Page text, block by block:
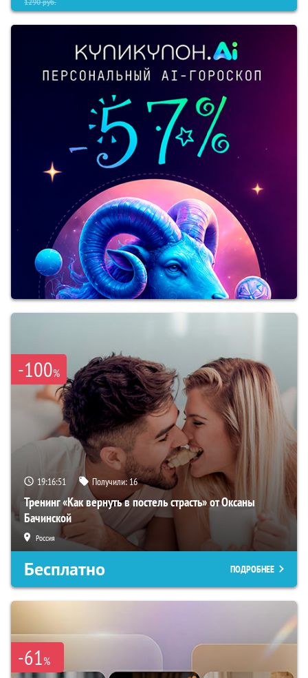
-100%
19:16:50 Получили:16
Тренинг «Как вернуть в постель страсть» от Оксаны
Бачинской
Россия
Бесплатно ПОДРОБНЕЕ
-61%